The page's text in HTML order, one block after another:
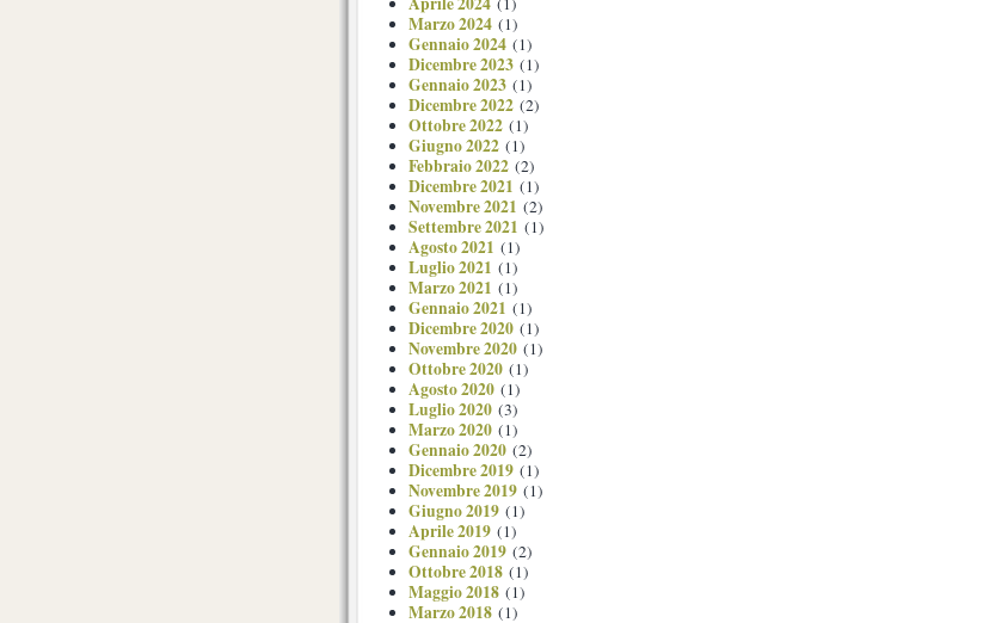
Marzo 2024 (1)
Gennaio 2024 (1)
Dicembre 2023 (1)
Gennaio 2023 (1)
Dicembre 2022 (2)
Ottobre 2022 (1)
Giugno 2022 (1)
Febbraio 2022 (2)
Dicembre 2021 (1)
Novembre 2021 (2)
Settembre 2021 (1)
Agosto 2021 (1)
Luglio 2021 (1)
Marzo 2021 (1)
Gennaio 2021 (1)
Dicembre 2020 (1)
Novembre 2020 (1)
Ottobre 2020 (1)
Agosto 2020 (1)
Luglio 2020 (3)
Marzo 2020 (1)
Gennaio 2020 (2)
Dicembre 2019 (1)
Novembre 2019 (1)
Giugno 2019 (1)
Aprile 2019 (1)
Gennaio 2019 (2)
Ottobre 2018 (1)
Maggio 2018 (1)
Marzo 2018 (1)